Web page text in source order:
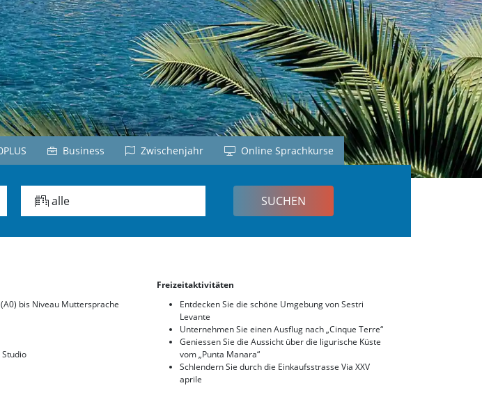
Business Zwischenjahr Online Sprachkurse
alle
bis Niveau Muttersprache
Freizeitaktivitäten
Entdecken Sie die schöne Umgebung von Sestri
Levante
Unternehmen Sie einen Ausflug nach „Cinque Terre“
Geniessen Sie die Aussicht über die ligurische Küste
vom „Punta Manara“
Schlendern Sie durch die Einkaufsstrasse Via XXV
aprile
Chile
Peru
Länder
Deutschland
Japanisch
Japan
Vietnamesisch
Vietnam
Russisch
Lettland